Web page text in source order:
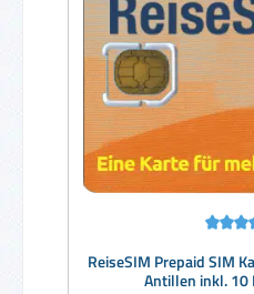
ReiseSIM Prepaid SIM
Antillen inkl. 10